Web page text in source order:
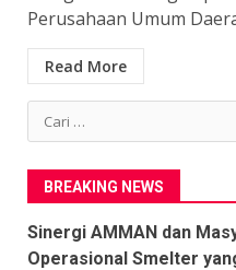
Perusahaan Umum
Read More
Cari
untuk:
BREAKING NEWS
Sinergi AMMAN dan
Operasional Smelter